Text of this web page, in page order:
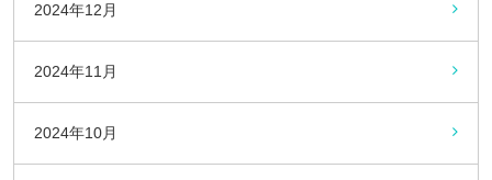
2024年12月
2024年11月
2024年10月